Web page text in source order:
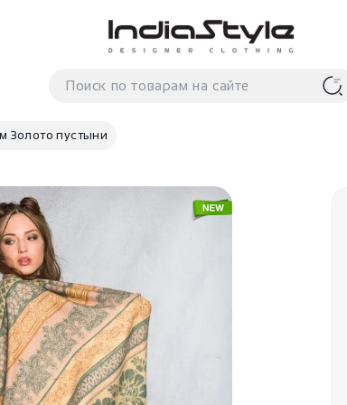
Золото пустыни